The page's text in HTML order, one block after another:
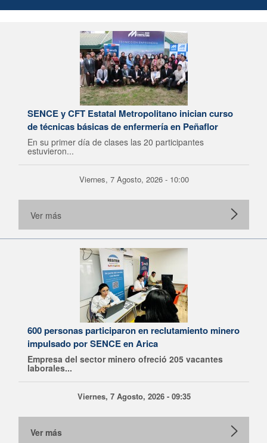
SENCE y CFT Estatal Metropolitano inician curso
de técnicas básicas de enfermería en Peñaflor
En su primer día de clases las 20 participantes
estuvieron...
Viernes, 7 Agosto, 2026 - 10:00
Ver más
600 personas participaron en reclutamiento minero
impulsado por SENCE en Arica
Empresa del sector minero ofreció 205 vacantes
laborales...
Viernes, 7 Agosto, 2026 - 09:35
Ver más